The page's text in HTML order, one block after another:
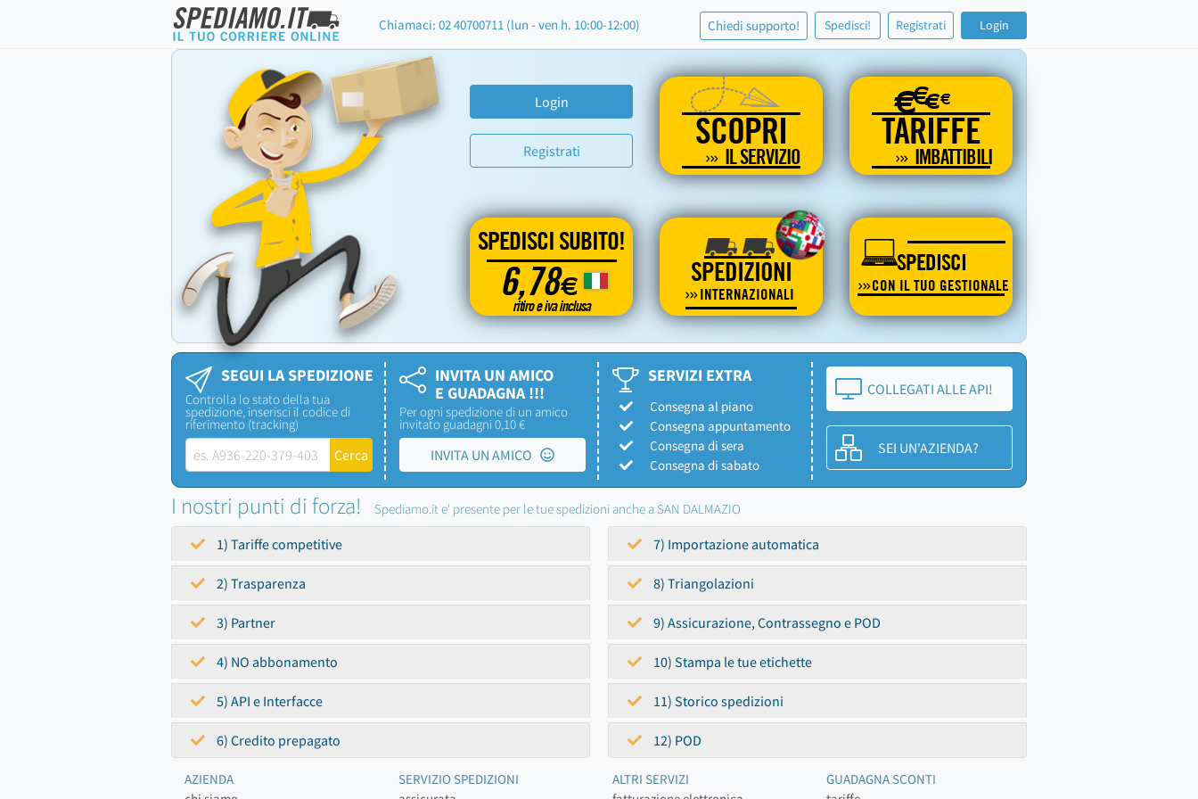
Chiamaci: 02 40700711 (lun - ven h. 10:00-12:00) Chiedi supporto! Spedisci! Registrati Login
Login
Registrati SCOPRI
IL SERVIZIO
€€€€
TARIFFE
IMBATTIBILI
SPEDISCI SUBITO!
6,78€
ritiro e iva inclusa
SPEDIZIONI
INTERNAZIONALI
SPEDISCI
CON IL TUO GESTIONALE
SEGUI LA SPEDIZIONE
Controlla lo stato della tua
spedizione, inserisci il codice di
riferimento (tracking)
INVITA UN AMICO
E GUADAGNA !!!
Per ogni spedizione di un amico
invitato guadagni 0,10 €
INVITA UN AMICO
SERVIZI EXTRA
Consegna al piano
Consegna appuntamento
Consegna di sera
Consegna di sabato
COLLEGATI ALLE API!
SEI UN'AZIENDA?
I nostri punti di forza! Spediamo.it e' presente per le tue spedizioni anche a SAN DALMAZIO
1) Tariffe competitive
2) Trasparenza
3) Partner
4) NO abbonamento
5) API e Interfacce
6) Credito prepagato
7) Importazione automatica
8) Triangolazioni
9) Assicurazione, Contrassegno e POD
10) Stampa le tue etichette
11) Storico spedizioni
12) POD
AZIENDA
SERVIZIO SPEDIZIONI
ALTRI SERVIZI
GUADAGNA SCONTI